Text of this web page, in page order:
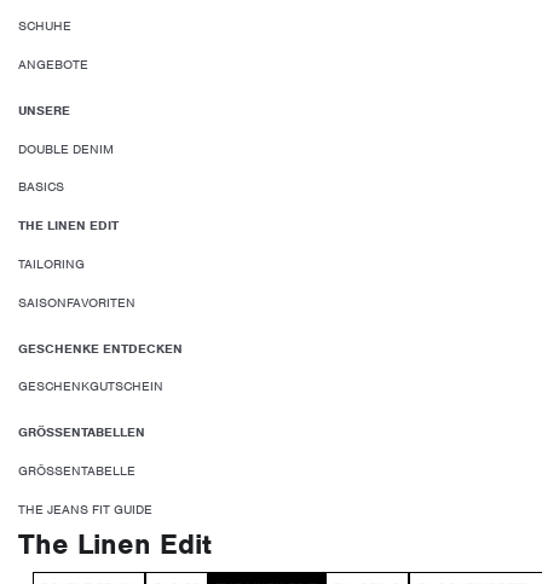
SCHUHE
ANGEBOTE
UNSERE
DOUBLE DENIM
BASICS
THE LINEN EDIT
TAILORING
SAISONFAVORITEN
GESCHENKE ENTDECKEN
GESCHENKGUTSCHEIN
GRÖSSENTABELLEN
GRÖSSENTABELLE
THE JEANS FIT GUIDE
The Linen Edit